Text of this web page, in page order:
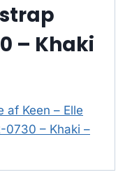
– Khaki
af Keen – Elle
0730 – Khaki –